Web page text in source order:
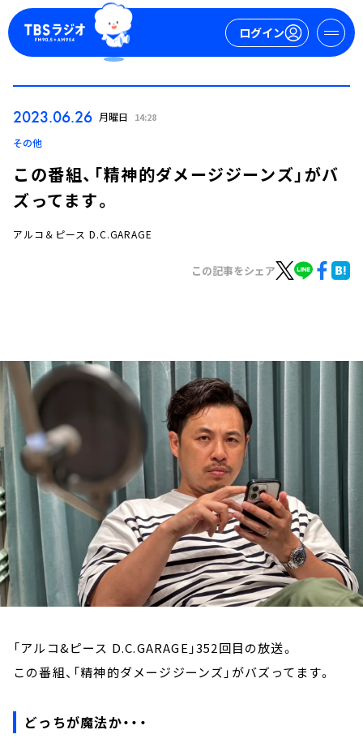
ログイン
お知らせ
イベント・グッズ
会社情報
2023.06.26 月曜日 14:28
その他
この番組、「精神的ダメージジーンズ」がバ
ズってます。
アルコ＆ピース D.C.GARAGE
この記事をシェア
「アルコ&ピース D.C.GARAGE」352回目の放送。
この番組、「精神的ダメージジーンズ」がバズってます。
どっちが魔法か・・・